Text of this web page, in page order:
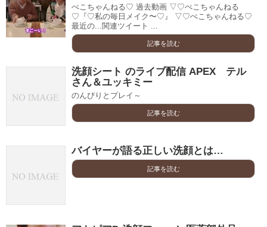
ぺこちゃんねる♡ 過去動画 ▽♡ぺこちゃんねる
♡『♡私の毎日メイク〜♡』 ▽♡ぺこちゃんねる♡
最近の...関連ツイート ...
記事を読む
洗顔シート のライブ配信 APEX テル
さん＆ユッキミー
のんびりとプレイ～
記事を読む
バイヤーが語る正しい洗顔とは…
記事を読む